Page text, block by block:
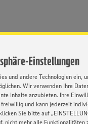
Einstellungen
und andere Technologien ein,
Wir verwenden Ihre
Inhalte anzubieten. Ihre
freiwillig und kann jederzeit
Sie bitte auf
nicht mehr alle Funktionalitäten
zukommen.
gerne zur